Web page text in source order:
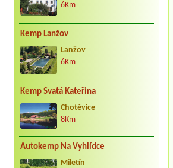
6Km
Kemp Lanžov
Lanžov
6Km
Kemp Svatá Kateřina
Chotěvice
8Km
Autokemp Na Vyhlídce
Miletín